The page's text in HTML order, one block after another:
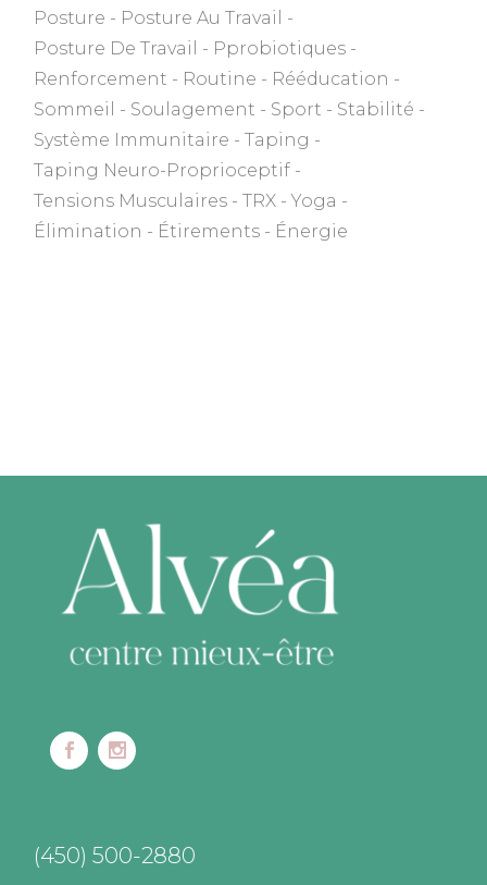
Posture
Posture Au Travail
Posture De Travail
Pprobiotiques
Renforcement
Routine
Rééducation
Sommeil
Soulagement Sport
Stabilité
Système Immunitaire
Taping
Taping Neuro-Proprioceptif
Tensions Musculaires
TRX
Yoga
Élimination
Étirements Énergie
(450) 500-2880